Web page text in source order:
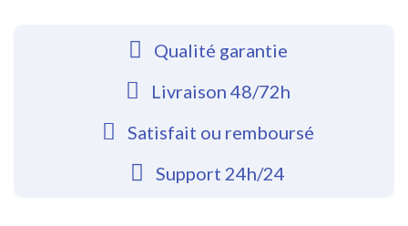
Qualité garantie
Livraison 48/72h
Satisfait ou remboursé
Support 24h/24